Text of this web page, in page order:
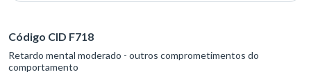
Código CID F718
Retardo mental moderado - outros comprometimentos do
comportamento